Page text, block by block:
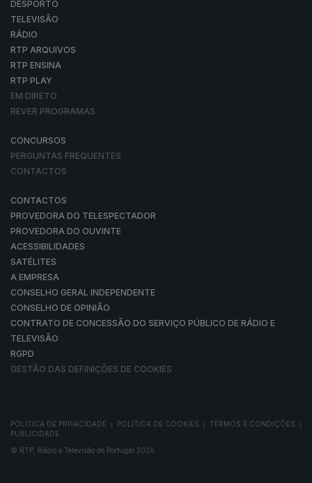
DESPORTO
TELEVISÃO
RÁDIO
RTP ARQUIVOS
RTP ENSINA
RTP PLAY
EM DIRETO
REVER PROGRAMAS
CONCURSOS
PERGUNTAS FREQUENTES
CONTACTOS
CONTACTOS
PROVEDORA DO TELESPECTADOR
PROVEDORA DO OUVINTE
ACESSIBILIDADES
SATÉLITES
A EMPRESA
CONSELHO GERAL INDEPENDENTE
CONSELHO DE OPINIÃO
CONTRATO DE CONCESSÃO DO SERVIÇO PÚBLICO DE RÁDIO E
TELEVISÃO
RGPD
GESTÃO DAS DEFINIÇÕES DE COOKIES
POLÍTICA DE PRIVACIDADE POLÍTICA DE COOKIES TERMOS E CONDIÇÕES
PUBLICIDADE
© RTP, Rádio e Televisão de Portugal 2026